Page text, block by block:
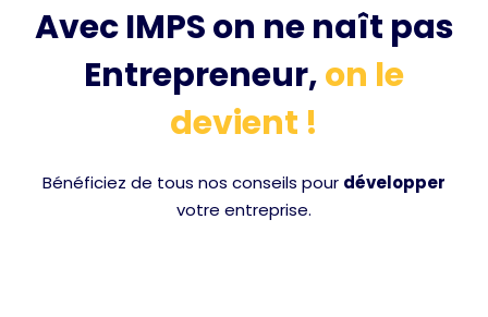
Avec IMPS on ne naît pas
Entrepreneur,on le
devient !
Bénéficiez de tous nos conseils pour développer
votre entreprise.